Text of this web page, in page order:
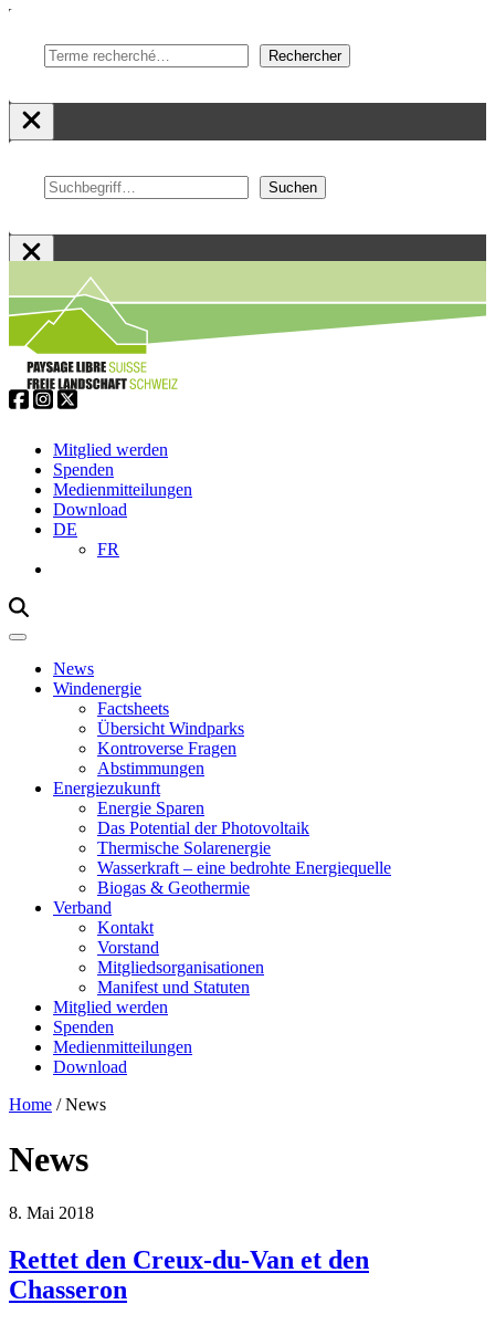
Suchen Rechercher
Suchen Suchen
springen
Service
Mitglied werden
Spenden
Medienmitteilungen
Download
DE
FR
Mobile
Navigation
News
Windenergie
Factsheets
Übersicht Windparks
Kontroverse Fragen
Abstimmungen
Energiezukunft
Energie Sparen
Das Potential der Photovoltaik
Thermische Solarenergie
Wasserkraft – eine bedrohte Energiequelle
Biogas & Geothermie
Verband
Kontakt
Vorstand
Mitgliedsorganisationen
Manifest und Statuten
Mitglied werden
Spenden
Medienmitteilungen
Download
Home /News
News
8. Mai 2018
Rettet den Creux-du-Van et den
Chasseron